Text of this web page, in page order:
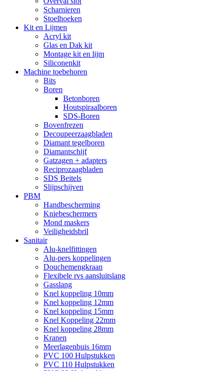
Scharnieren
Stoelhoeken
Kit en Lijmen
Acryl kit
Glas en Dak kit
Montage kit en lijm
Siliconenkit
Machine toebehoren
Bits
Boren
Betonboren
Houtspiraalboren
SDS-Boren
Bovenfrezen
Decoupeerzaagbladen
Diamant tegelboren
Diamantschijf
Gatzagen + adapters
Reciprozaagbladen
SDS Beitels
Slijpschijven
PBM
Handbescherming
Kniebeschermers
Mond maskers
Veiligheidsbril
Sanitair
Alu-knelfittingen
Alu-pers koppelingen
Douchemengkraan
Flexibele rvs aansluitslang
Gasslang
Knel koppeling 10mm
Knel koppeling 12mm
Knel koppeling 15mm
Knel Koppeling 22mm
Knel koppeling 28mm
Kranen
Meerlagenbuis 16mm
PVC 100 Hulpstukken
PVC 110 Hulpstukken